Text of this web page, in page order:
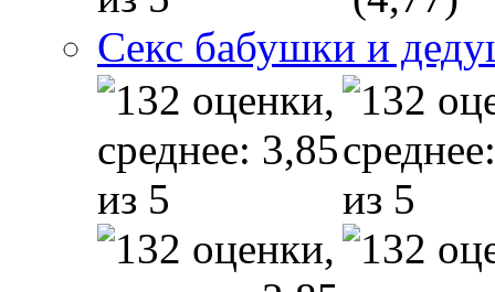
Секс бабушки и